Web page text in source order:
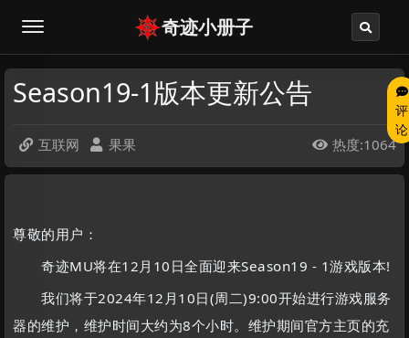
奇迹小册子
Season19-1版本更新公告
评
论
 互联网  果果  热度:1064
尊敬的用户：
奇迹MU将在12月10日全面迎来Season19 - 1游戏版本!
我们将于2024年12月10日(周二)9:00开始进行游戏服务
器的维护，维护时间大约为8个小时。维护期间官方主页的充